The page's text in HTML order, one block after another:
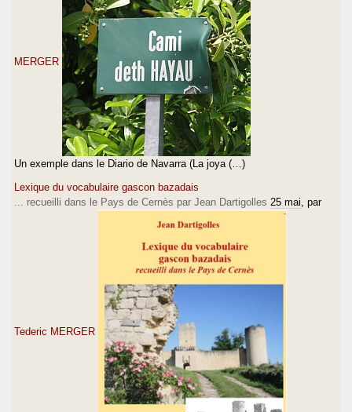
MERGER
Un exemple dans le Diario de Navarra (La joya (…)
Lexique du vocabulaire gascon bazadais
... recueilli dans le Pays de Cernès par Jean Dartigolles 25 mai , par
Tederic MERGER